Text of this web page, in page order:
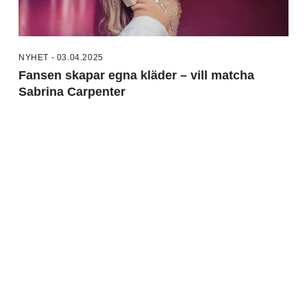
NYHET - 03.04.2025
Fansen skapar egna kläder – vill matcha
Sabrina Carpenter